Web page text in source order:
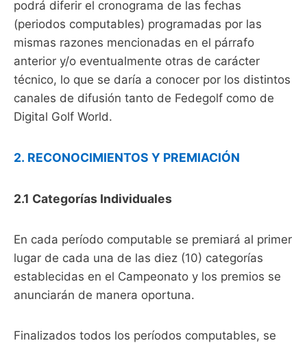
podrá diferir el cronograma de las fechas
(periodos computables) programadas por las
mismas razones mencionadas en el párrafo
anterior y/o eventualmente otras de carácter
técnico, lo que se daría a conocer por los distintos
canales de difusión tanto de Fedegolf como de
Digital Golf World.
2. RECONOCIMIENTOS Y PREMIACIÓN
2.1 Categorías Individuales
En cada período computable se premiará al primer
lugar de cada una de las diez (10) categorías
establecidas en el Campeonato y los premios se
anunciarán de manera oportuna.
Finalizados todos los períodos computables, se